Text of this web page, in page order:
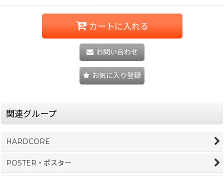
カートに入れる
お問い合わせ
お気に入り登録
関連グループ
HARDCORE
POSTER・ポスター